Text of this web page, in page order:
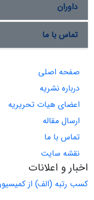
داوران
تماس با ما
صفحه اصلی
درباره نشریه
اعضای هیات تحریریه
ارسال مقاله
تماس با ما
نقشه سایت
اخبار و اعلانات
کسب رتبه (الف) از